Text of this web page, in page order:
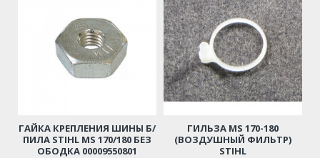
ГАЙКА КРЕПЛЕНИЯ ШИНЫ Б/
ПИЛА STIHL MS 170/180 БЕЗ
ОБОДКА 00009550801
ГИЛЬЗА MS 170-180
(ВОЗДУШНЫЙ ФИЛЬТР)
STIHL